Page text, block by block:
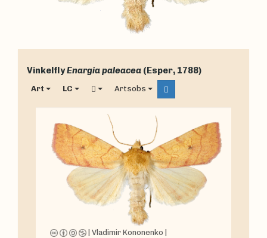
VinkelflyEnargia paleacea (Esper, 1788)
Art LC Artsobs
Vladimir Kononenko